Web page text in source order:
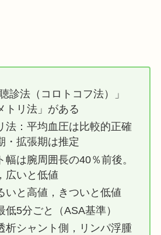
診法（コロトコフ法）」
トリ法」がある
法：平均血圧は比較的正確
・拡張期は推定
幅は腕周囲長の40％前後。
広いと低値
いと高値，きついと低値
低5分ごと（ASA基準）
析シャント側，リンパ浮腫